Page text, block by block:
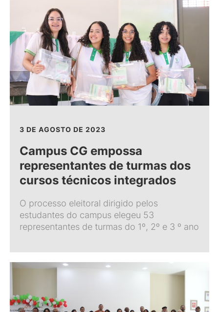
3 DE AGOSTO DE 2023
Campus CG empossa
representantes de turmas dos
cursos técnicos integrados
O processo eleitoral dirigido pelos
estudantes do campus elegeu 53
representantes de turmas do 1º, 2º e 3 º ano